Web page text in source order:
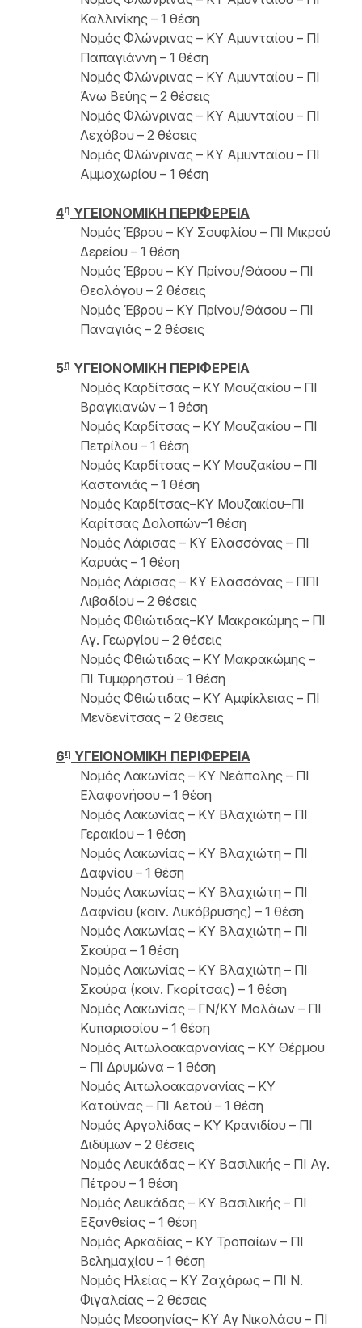
Καλλινίκης – 1 θέση
Νομός Φλώνρινας – ΚΥ Αμυνταίου – ΠΙ
Παπαγιάννη – 1 θέση
Νομός Φλώνρινας – ΚΥ Αμυνταίου – ΠΙ
Άνω Βεύης – 2 θέσεις
Νομός Φλώνρινας – ΚΥ Αμυνταίου – ΠΙ
Λεχόβου – 2 θέσεις
Νομός Φλώνρινας – ΚΥ Αμυνταίου – ΠΙ
Αμμοχωρίου – 1 θέση
4η ΥΓΕΙΟΝΟΜΙΚΗ ΠΕΡΙΦΕΡΕΙΑ
Νομός Έβρου – ΚΥ Σουφλίου – ΠΙ Μικρού
Δερείου – 1 θέση
Νομός Έβρου – ΚΥ Πρίνου/Θάσου – ΠΙ
Θεολόγου – 2 θέσεις
Νομός Έβρου – ΚΥ Πρίνου/Θάσου – ΠΙ
Παναγιάς – 2 θέσεις
5η ΥΓΕΙΟΝΟΜΙΚΗ ΠΕΡΙΦΕΡΕΙΑ
Νομός Καρδίτσας – ΚΥ Μουζακίου – ΠΙ
Βραγκιανών – 1 θέση
Νομός Καρδίτσας – ΚΥ Μουζακίου – ΠΙ
Πετρίλου – 1 θέση
Νομός Καρδίτσας – ΚΥ Μουζακίου – ΠΙ
Καστανιάς – 1 θέση
Νομός Καρδίτσας–ΚΥ Μουζακίου–ΠΙ
Καρίτσας Δολοπών–1 θέση
Νομός Λάρισας – ΚΥ Ελασσόνας – ΠΙ
Καρυάς – 1 θέση
Νομός Λάρισας – ΚΥ Ελασσόνας – ΠΠΙ
Λιβαδίου – 2 θέσεις
Νομός Φθιώτιδας–ΚΥ Μακρακώμης – ΠΙ
Αγ. Γεωργίου – 2 θέσεις
Νομός Φθιώτιδας – ΚΥ Μακρακώμης –
ΠΙ Τυμφρηστού – 1 θέση
Νομός Φθιώτιδας – ΚΥ Αμφίκλειας – ΠΙ
Μενδενίτσας – 2 θέσεις
6η ΥΓΕΙΟΝΟΜΙΚΗ ΠΕΡΙΦΕΡΕΙΑ
Νομός Λακωνίας – ΚΥ Νεάπολης – ΠΙ
Ελαφονήσου – 1 θέση
Νομός Λακωνίας – ΚΥ Βλαχιώτη – ΠΙ
Γερακίου – 1 θέση
Νομός Λακωνίας – ΚΥ Βλαχιώτη – ΠΙ
Δαφνίου – 1 θέση
Νομός Λακωνίας – ΚΥ Βλαχιώτη – ΠΙ
Δαφνίου (κοιν. Λυκόβρυσης) – 1 θέση
Νομός Λακωνίας – ΚΥ Βλαχιώτη – ΠΙ
Σκούρα – 1 θέση
Νομός Λακωνίας – ΚΥ Βλαχιώτη – ΠΙ
Σκούρα (κοιν. Γκορίτσας) – 1 θέση
Νομός Λακωνίας – ΓΝ/ΚΥ Μολάων – ΠΙ
Κυπαρισσίου – 1 θέση
Νομός Αιτωλοακαρνανίας – ΚΥ Θέρμου
– ΠΙ Δρυμώνα – 1 θέση
Νομός Αιτωλοακαρνανίας – ΚΥ
Κατούνας – ΠΙ Αετού – 1 θέση
Νομός Αργολίδας – ΚΥ Κρανιδίου – ΠΙ
Διδύμων – 2 θέσεις
Νομός Λευκάδας – ΚΥ Βασιλικής – ΠΙ Αγ.
Πέτρου – 1 θέση
Νομός Λευκάδας – ΚΥ Βασιλικής – ΠΙ
Εξανθείας – 1 θέση
Νομός Αρκαδίας – ΚΥ Τροπαίων – ΠΙ
Βελημαχίου – 1 θέση
Νομός Ηλείας – ΚΥ Ζαχάρως – ΠΙ Ν.
Φιγαλείας – 2 θέσεις
Νομός Μεσσηνίας– ΚΥ Αγ Νικολάου – ΠΙ